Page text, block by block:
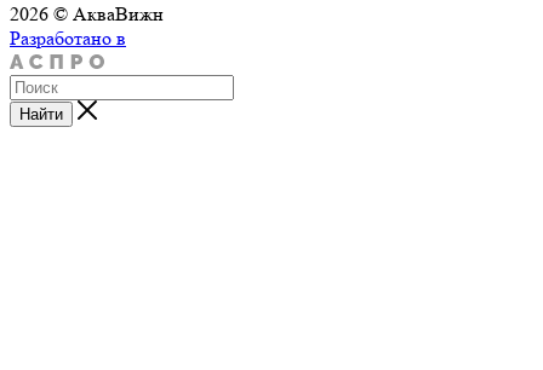
2026 © АкваВижн
Разработано в
Найти